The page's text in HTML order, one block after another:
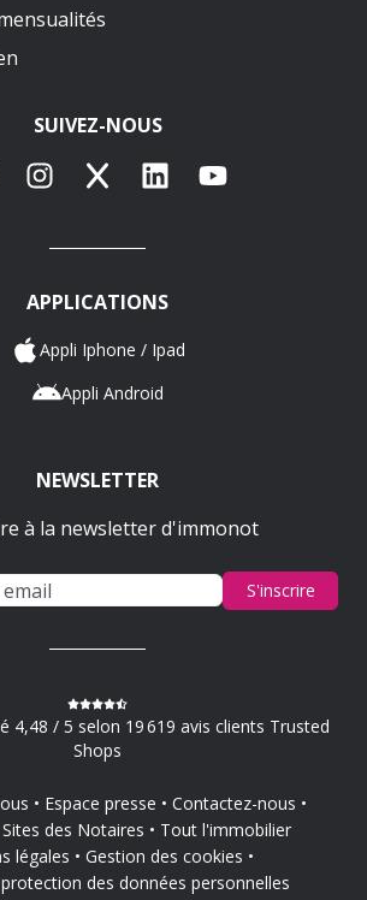
SUIVEZ-NOUS
Instagram
X LinkedInYouTube
APPLICATIONS
Appli Iphone / Ipad
Appli Android
NEWSLETTER
à la newsletter d'immonot
S'inscrire
4,48 / 5 selon 19 619 avis clients Trusted
Shops
Espace presse
Contactez-nous
Sites des Notaires
Tout l'immobilier
légales
Gestion des cookies
des données personnelles